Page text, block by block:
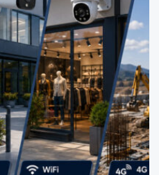
Cameras: Which System Is Best